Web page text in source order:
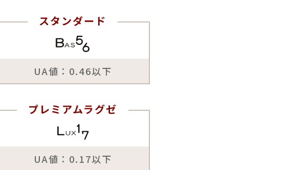
スタンダード
UA値：0.46以下
プレミアムラグゼ
UA値：0.17以下